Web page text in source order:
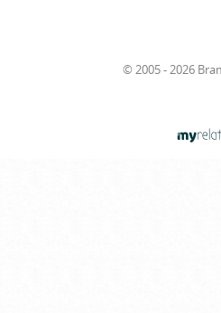
© 2005 - 2026